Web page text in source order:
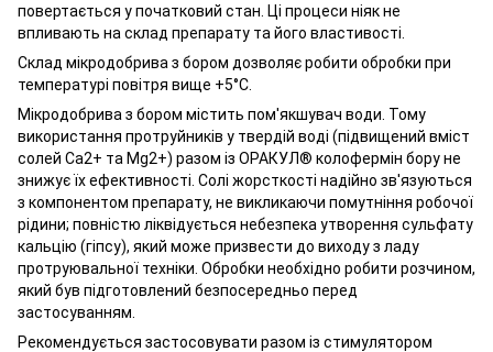
повертається у початковий стан. Ці процеси ніяк не
впливають на склад препарату та його властивості.
Склад мікродобрива з бором дозволяє робити обробки при
температурі повітря вище +5°С.
Мікродобрива з бором містить пом'якшувач води. Тому
використання протруйників у твердій воді (підвищений вміст
солей Ca2+ та Mg2+) разом із ОРАКУЛ® колофермін боруне
знижує їх ефективності. Солі жорсткості надійно зв'язуються
з компонентом препарату, не викликаючи помутніння робочої
рідини; повністю ліквідується небезпека утворення сульфату
кальцію (гіпсу), який може призвести до виходу з ладу
протруювальної техніки. Обробки необхідно робити розчином,
який був підготовлений безпосередньо перед
застосуванням.
Рекомендується застосовувати разом із стимулятором